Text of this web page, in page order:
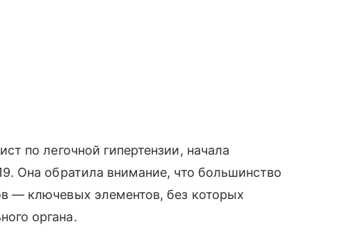
по легочной гипертензии, начала
Она обратила внимание, что большинство
— ключевых элементов, без которых
органа.